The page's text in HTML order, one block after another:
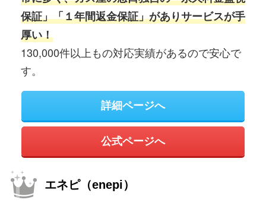
保証」「１年間返金保証」がありサービスが手
厚い！
130,000件以上もの対応実績があるので安心で
す。
詳細ページへ
公式ページへ
エネピ（enepi）